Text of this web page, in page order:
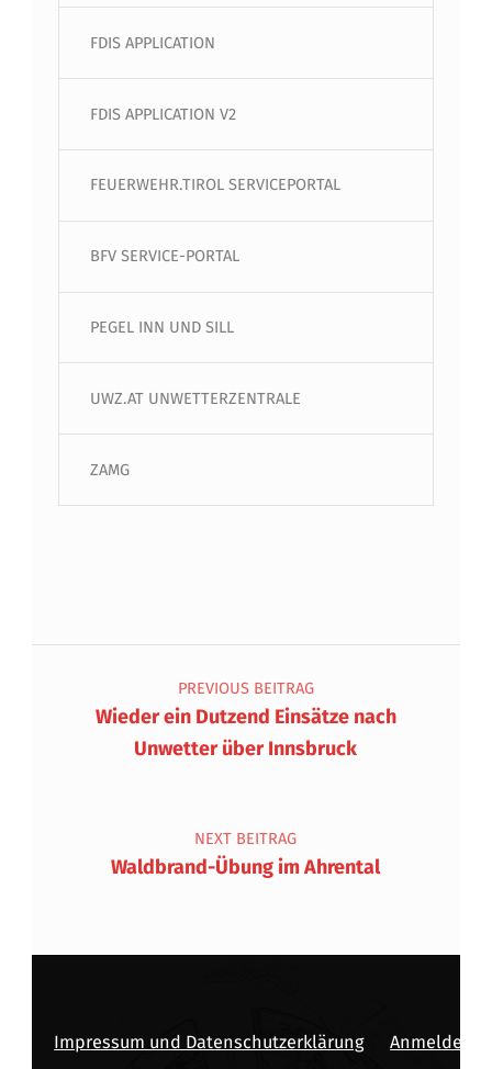
FDIS APPLICATION
FDIS APPLICATION V2
FEUERWEHR.TIROL SERVICEPORTAL
BFV SERVICE-PORTAL
PEGEL INN UND SILL
UWZ.AT UNWETTERZENTRALE
ZAMG
Beitragsnavigation
PREVIOUS BEITRAG
Wieder ein Dutzend Einsätze nach
Unwetter über Innsbruck
NEXT BEITRAG
Waldbrand-Übung im Ahrental
Impressum und Datenschutzerklärung Anmelden